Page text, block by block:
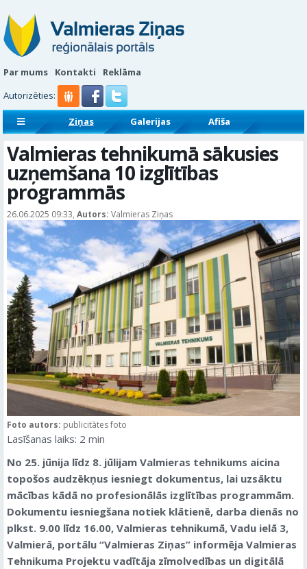
Par mums Kontakti
Reklāma
Autorizēties:
Ziņas Galerijas
Afiša
Sludinājumi
Reklāmraksti
Valmieras tehnikumā sākusies
uzņemšana 10 izglītības
programmās
26.06.2025 09:33, Autors: Valmieras Ziņas
Foto autors: publicitātes foto
Lasīšanas laiks: 2 min
No 25. jūnija līdz 8. jūlijam Valmieras tehnikums aicina
topošos audzēkņus iesniegt dokumentus, lai uzsāktu
mācības kādā no profesionālās izglītības programmām.
Dokumentu iesniegšana notiek klātienē, darba dienās no
plkst. 9.00 līdz 16.00, Valmieras tehnikumā, Vadu ielā 3,
Valmierā, portālu “Valmieras Ziņas” informēja Valmieras
Tehnikuma Projektu vadītāja zīmolvedības un digitālā